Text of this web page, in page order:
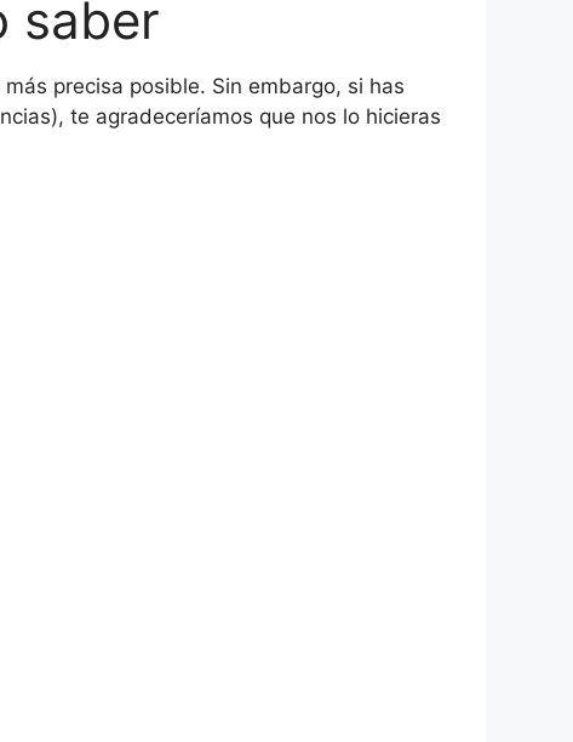
saber
precisa posible. Sin embargo, si has
te agradeceríamos que nos lo hicieras